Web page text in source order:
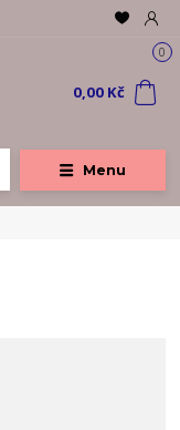
Menu
0
0,00 Kč